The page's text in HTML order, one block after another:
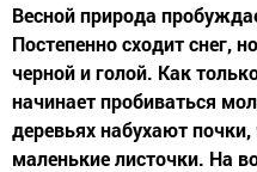
Весной природа
Постепенно сходит снег,
черной и голой. Как
начинает пробиваться
деревьях набухают
маленькие листочки. На